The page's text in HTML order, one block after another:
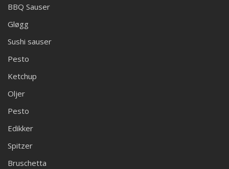
BBQ Sauser
Gløgg
Sushi sauser
Pesto
Ketchup
Oljer
Pesto
Edikker
Spitzer
Bruschetta